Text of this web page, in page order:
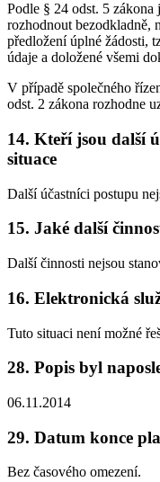
Podle § 24 odst. 5 zákona
rozhodnout bezodkladně,
předložení úplné žádosti,
údaje a doložené všemi
V případě společného
odst. 2 zákona rozhodne
14. Kteří jsou další
situace
Další účastníci postupu
15. Jaké další
Další činnosti nejsou
16. Elektronická
Tuto situaci není možné
28. Popis byl
06.11.2014
29. Datum konce
Bez časového omezení.